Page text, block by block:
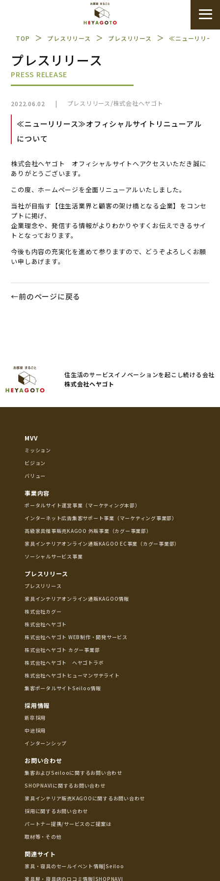
TOP ＞ プレスリリース ＞ プレスリリース ＞ ≪ニューリリー
プレスリリース
PRESS RELEASE
2022.06.02 | プレスリリース /株式会社ヘヤゴト
≪ニューリリース≫オフィシャルサイトリニューアル
について
株式会社ヘヤゴト オフィシャルサイトへアクセスいただき誠に
ありがとうございます。
この度、ホームページを全面リニューアルいたしました。
当社が目指す【住生活業界と顧客の架け橋となる企業】をコンセ
プトに掲げ、
企業理念や、発信する情報がよりわかりやすくお伝えできるサイ
トとなっております。
今後も内容の充実化を進めて参りますので、どうぞよろしくお願
い申しあげます。
←前のページに戻る
住生活のサービスイノベーションを起こし続ける会社
株式会社ヘヤゴト
MVV
ミッション
ビジョン
バリュー
事業内容
ポータルサイト運営事業（マーケティング本部）
インターネット広告集客サポート事業（マーケティング事業部）
高級家具催事販売KAGOO 外販事業（カグー事業部）
家具インテリアオンライン通販KAGOO EC事業（カグー事業部）
ソーシャルサービス事業
プレスリリース
プレスリリース
家具インテリアオンライン通販KAGOO情報
株式会社カグー
株式会社ヘヤゴト
株式会社ヘヤゴト WEB制作・開発サービス
株式会社ヘヤゴト カグー事業部
株式会社ヘヤゴト ヘヤゴトラボ
株式会社ヘヤゴトヒューマンサテライト
集客ポータルサイトSeiloo情報
採用情報
新卒採用
中途採用
インターンシップ
お問い合わせ
集客およびSeilooに関するお問い合わせ
SHOPNAVIに関するお問い合わせ
家具インテリア販売KAGOOに関するお問い合わせ
採用に関するお問い合わせ
パートナー提携/サービスのご提案は
取材等・その他
関連サイト
家具・寝具のセールイベント情報|Seiloo
家具屋・寝具店の口コミ情報|SHOPNAVI